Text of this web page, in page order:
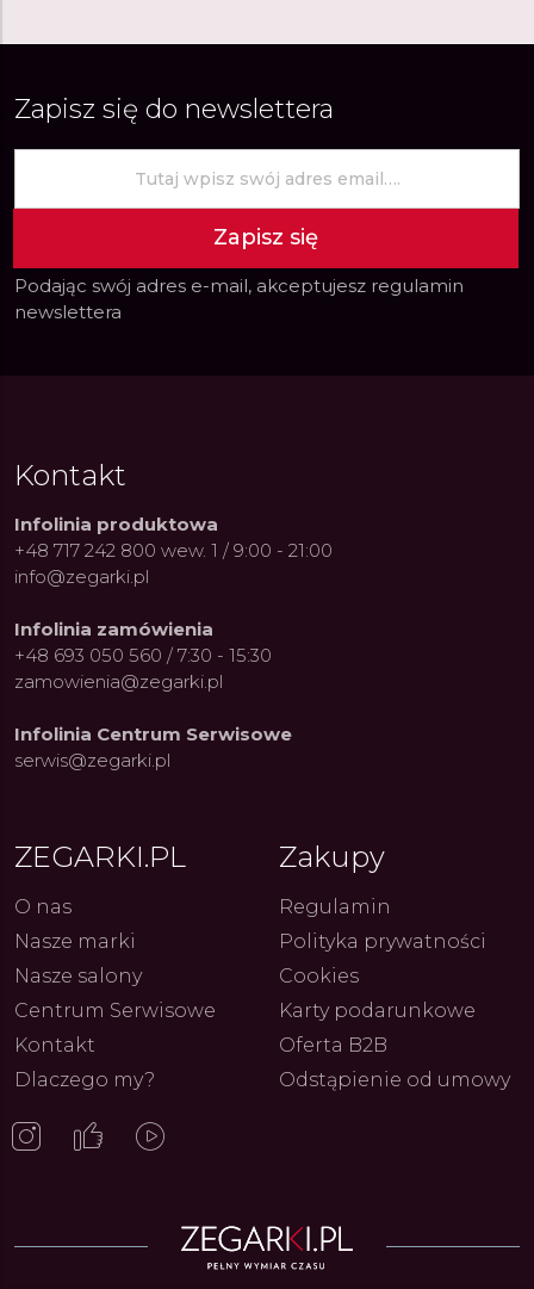
27.07.2026
kolekcji zegarków
ZEGARKI.PL 4.08.2026
Zapisz się do newslettera
Zapisz się
Podając swój adres e-mail, akceptujesz regulamin
newslettera
Kontakt
Infolinia produktowa
+48 717 242 800 wew. 1 / 9:00 - 21:00
info@zegarki.pl
Infolinia zamówienia
+48 693 050 560 / 7:30 - 15:30
zamowienia@zegarki.pl
Infolinia Centrum Serwisowe
serwis@zegarki.pl
ZEGARKI.PL
O nas
Nasze marki
Nasze salony
Centrum Serwisowe
Kontakt
Dlaczego my?
Zakupy
Regulamin
Polityka prywatności
Cookies
Karty podarunkowe
Oferta B2B
Odstąpienie od umowy